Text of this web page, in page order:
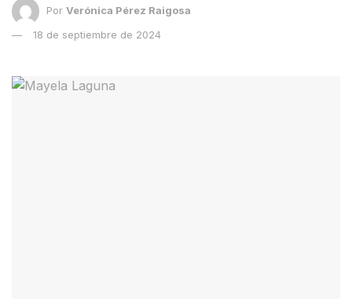
Por Verónica Pérez Raigosa
18 de septiembre de 2024